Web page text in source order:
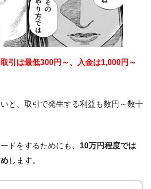
取引は最低300円～、入金は1,000円～
と、取引で発生する利益も数円～数十
ドをするためにも、 10万円程度では
します。